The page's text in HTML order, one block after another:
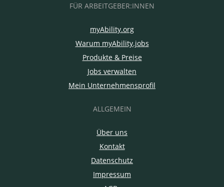
FÜR ARBEITGEBER:INNEN
myAbility.org
Warum myAbility.jobs
Produkte & Preise
Jobs verwalten
Mein Unternehmensprofil
ALLGEMEIN
Über uns
Kontakt
Datenschutz
Impressum